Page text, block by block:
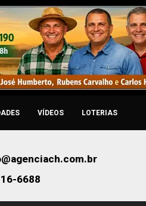
VÍDEOS LOTERIAS
6688